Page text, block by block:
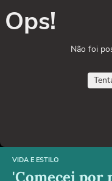
Ops!
Não foi
VIDA E ESTILO
'Comecei por